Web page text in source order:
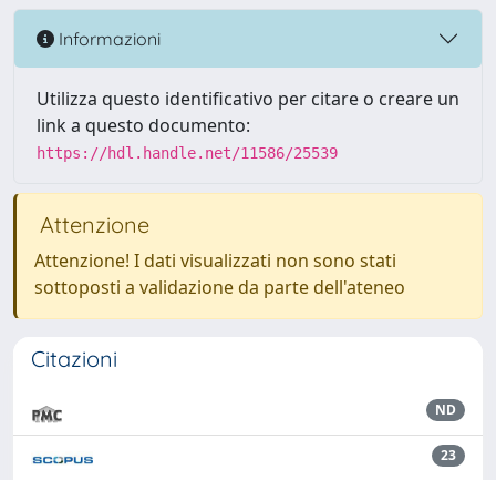
Informazioni
Utilizza questo identificativo per citare o creare un
link a questo documento:
https://hdl.handle.net/11586/25539
Attenzione
Attenzione! I dati visualizzati non sono stati
sottoposti a validazione da parte dell'ateneo
Citazioni
ND
23